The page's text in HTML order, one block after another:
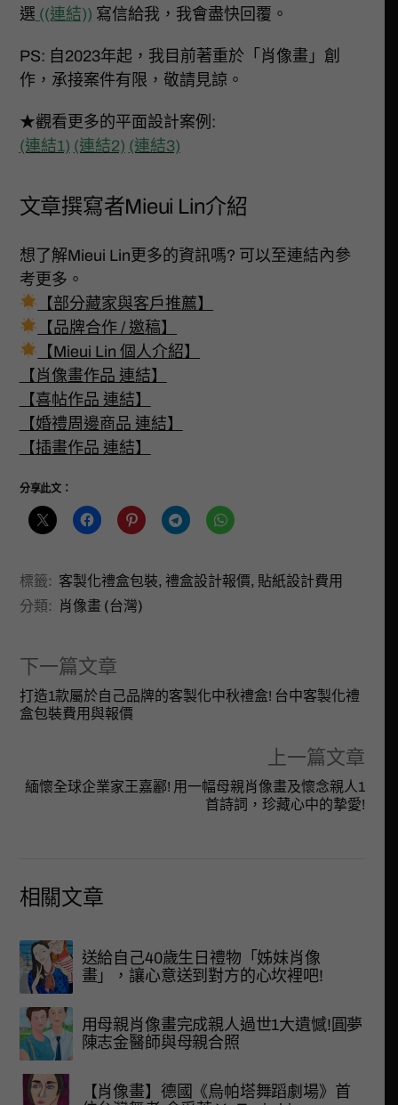
選 ((連結)) 寫信給我，我會盡快回覆。
PS: 自2023年起，我目前著重於「肖像畫」創
作，承接案件有限，敬請見諒。
★觀看更多的平面設計案例:
(連結1) (連結2) (連結3)
文章撰寫者Mieui Lin介紹
想了解Mieui Lin更多的資訊嗎? 可以至連結內參
考更多。
【部分藏家與客戶推薦】
【品牌合作 / 邀稿】
【Mieui Lin 個人介紹】
【肖像畫作品 連結】
【喜帖作品 連結】
【婚禮周邊商品 連結】
【插畫作品 連結】
分享此文：
標籤: 客製化禮盒包裝, 禮盒設計報價, 貼紙設計費用
分類:
肖像畫 (台灣)
下一篇文章
打造1款屬於自己品牌的客製化中秋禮盒! 台中客製化禮
盒包裝費用與報價
上一篇文章
緬懷全球企業家王嘉酈! 用一幅母親肖像畫及懷念親人1
首詩詞，珍藏心中的摯愛!
相關文章
送給自己40歲生日禮物「姊妹肖像
畫」，讓心意送到對方的心坎裡吧!
用母親肖像畫完成親人過世1大遺憾!圓夢
陳志金醫師與母親合照
【肖像畫】德國《烏帕塔舞蹈劇場》首